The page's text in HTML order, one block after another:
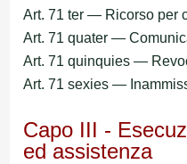
Art. 71 ter — Ricorso per
Art. 71 quater —
Art. 71 quinquies —
Art. 71 sexies —
Capo III -
ed assistenza